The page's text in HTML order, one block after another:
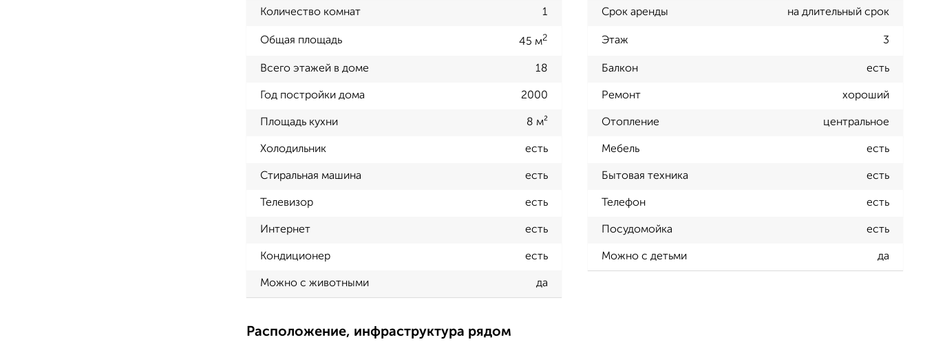
Количество комнат 1 Срок аренды на длительный срок
Общая площадь 45 м2 Этаж 3
Всего этажей в доме 18 Балкон есть
Год постройки дома 2000 Ремонт хороший
Площадь кухни 8 м² Отопление центральное
Холодильник есть Мебель есть
Стиральная машина есть Бытовая техника есть
Телевизор есть Телефон есть
Интернет есть Посудомойка есть
Кондиционер есть Можно с детьми да
Можно с животными да
Расположение, инфраструктура рядом